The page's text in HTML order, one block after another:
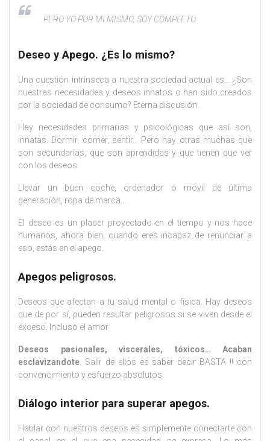
PERO YO POR MI MISMO, SOY COMPLETO.
Deseo y Apego. ¿Es lo mismo?
Una cuestión intrínseca a nuestra sociedad actual es… ¿Son
nuestras necesidades y deseos innatos o han sido creados
por la sociedad de consumo? Eterna discusión.
Hay necesidades primarias y psicológicas que así son,
innatas. Dormir, comer, sentir… Pero hay otras muchas que
son secundarias, que son aprendidas y que tienen que ver
con los deseos.
Llevar un buen coche, ordenador o móvil de última
generación, ropa de marca…..
El deseo es un placer proyectado en el tiempo y nos hace
humanos, ahora bien, cuando eres incapaz de renunciar a
eso, estás en el apego.
Apegos peligrosos.
Deseos que afectan a tu salud mental o física. Hay deseos
que de por sí, pueden resultar peligrosos si se viven desde el
exceso. Incluso el amor.
Deseos pasionales, viscerales, tóxicos… Acaban
esclavizandote. Salir de ellos es saber decir BASTA !! con
convencimiento y esfuerzo absolutos.
Diálogo interior para superar apegos.
Hablar con nuestros deseos es simplemente conectarte con